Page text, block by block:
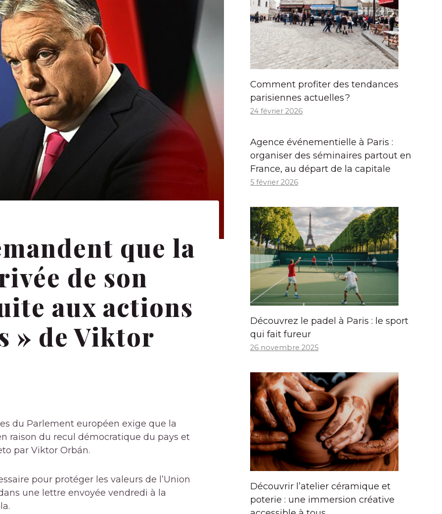
que la
de son
aux actions
» de Viktor
du Parlement européen exige que la
raison du recul démocratique du pays et
par Viktor Orbán.
pour protéger les valeurs de l’Union
une lettre envoyée vendredi à la
Comment profiter des tendances
parisiennes actuelles ?
24 février 2026
Agence événementielle à Paris :
organiser des séminaires partout en
France, au départ de la capitale
5 février 2026
Découvrez le padel à Paris : le sport
qui fait fureur
26 novembre 2025
Découvrir l’atelier céramique et
poterie : une immersion créative